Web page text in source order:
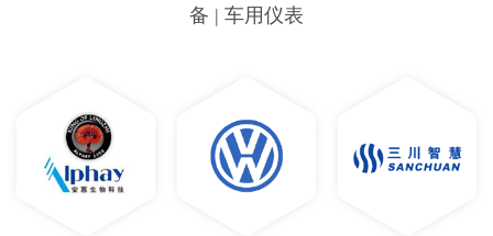
备 | 车用仪表